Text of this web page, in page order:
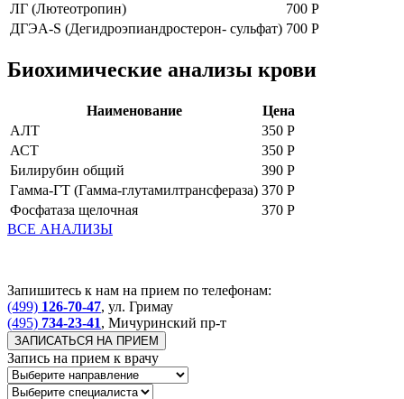
ЛГ (Лютеотропин)
700 Р
ДГЭА-S (Дегидроэпиандростерон- сульфат) 700 Р
Биохимические анализы крови
Наименование
Цена
АЛТ
350 Р
АСТ
350 Р
Билирубин общий
390 Р
Гамма-ГТ (Гамма-глутамилтрансфераза) 370 Р
Фосфатаза щелочная
370 Р
ВСЕ АНАЛИЗЫ
Запишитесь к нам на прием по телефонам:
(499) 126-70-47, ул. Гримау
(495) 734-23-41, Мичуринский пр-т
ЗАПИСАТЬСЯ НА ПРИЕМ
Запись на прием к врачу